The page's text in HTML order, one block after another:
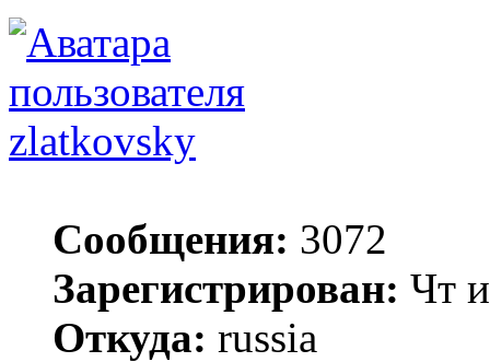
zlatkovsky
Сообщения: 3072
Зарегистрирован: Чт
Откуда: russia